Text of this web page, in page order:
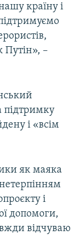
країну і
Путін», –
підтримку
і «всім
як маяка
нетерпінням
і
допомоги,
відчуваю